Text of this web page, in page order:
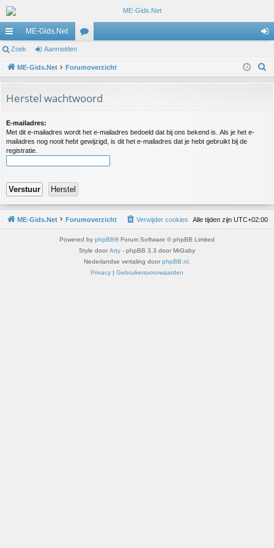
ne
lle
ks
ME-Gids.Net
u
s
m
Zoek Aanmelden
ME-Gids.Net Forumoverzicht
Herstel wachtwoord
E-mailadres:
Met dit e-mailadres wordt het e-mailadres bedoeld dat bij ons bekend is. Als je het e-
mailadres nog nooit hebt gewijzigd, is dit het e-mailadres dat je hebt gebruikt bij de
registratie.
ME-Gids.Net Forumoverzicht Alle tijden zijn UTC+02:00
Verwijder cookies
Powered by phpBB® Forum Software © phpBB Limited
Style door Arty - phpBB 3.3 door MrGaby
Nederlandse vertaling door phpBB.nl
Privacy | Gebruikersvoorwaarden